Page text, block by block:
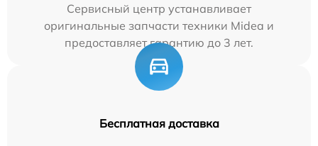
Сервисный центр устанавливает
оригинальные запчасти техники Midea и
предоставляет гарантию до 3 лет.
Бесплатная доставка